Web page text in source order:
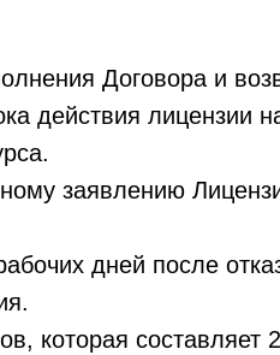
Договора и
действия лицензии
заявлению
дней после
которая составляет